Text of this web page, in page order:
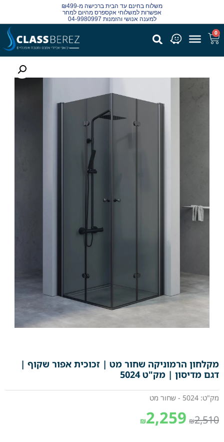
משלוח בחינם עד הבית ברכישה מ-₪499
אפשרות למשלוחי אקספרס מהיום למחר
למענה אנושי והזמנות 04-9980997
0
מקלחון הרמוניקה שחור מט | זכוכית אפור שקוף |
דגם מדיסון | מק"ט 5024
מק"ט: 5024 - שחור מט
₪2,510
₪2,259